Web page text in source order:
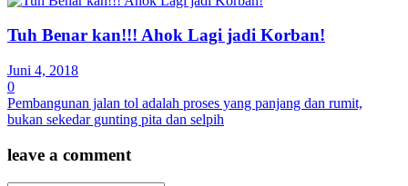
Tuh Benar kan!!! Ahok Lagi jadi Korban!
Juni 4, 2018
0
Pembangunan jalan tol adalah proses yang panjang dan rumit,
bukan sekedar gunting pita dan selpih
leave a comment